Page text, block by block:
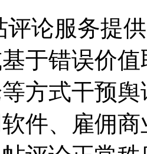
评论服务提
于错误价
方式干预
件、雇佣